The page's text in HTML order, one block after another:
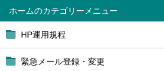
ホーム
HP運用規程
緊急メール登録・変更